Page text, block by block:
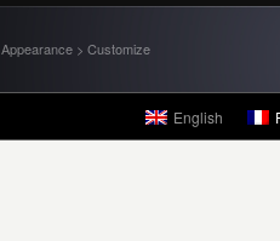
Appearance > Customize
English